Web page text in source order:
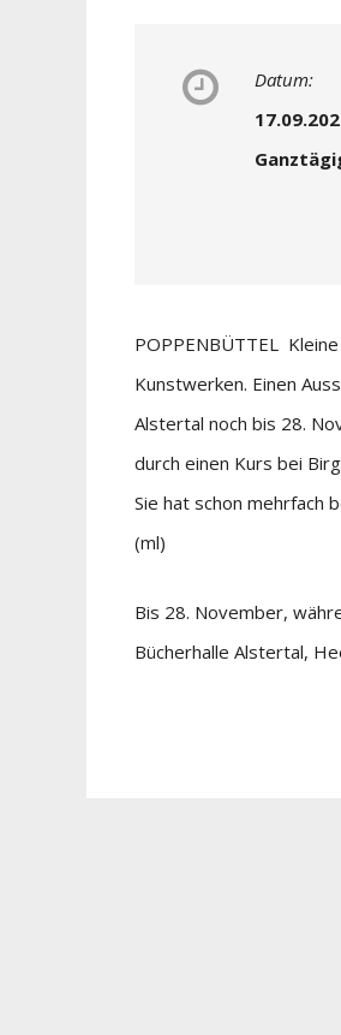
Datum:
POPPENBÜTTEL
Kunstwerken. Einen
Alstertal noch bis 28.
durch einen Kurs bei
Sie hat schon mehrfach
(ml)
Bis 28. November,
Bücherhalle Alstertal,